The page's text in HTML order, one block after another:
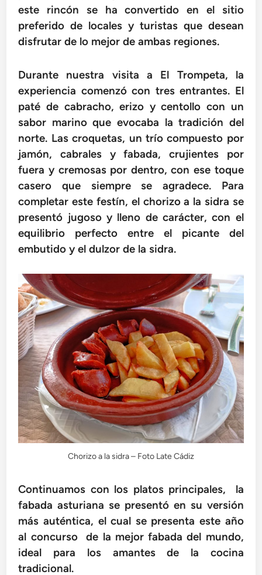
este rincón se ha convertido en el sitio
preferido de locales y turistas que desean
disfrutar de lo mejor de ambas regiones.
Durante nuestra visita a El Trompeta, la
experiencia comenzó con tres entrantes. El
paté de cabracho, erizo y centollo con un
sabor marino que evocaba la tradición del
norte. Las croquetas, un trío compuesto por
jamón, cabrales y fabada, crujientes por
fuera y cremosas por dentro, con ese toque
casero que siempre se agradece. Para
completar este festín, el chorizo a la sidra se
presentó jugoso y lleno de carácter, con el
equilibrio perfecto entre el picante del
embutido y el dulzor de la sidra.
Chorizo a la sidra – Foto Late Cádiz
Continuamos con los platos principales, la
fabada asturiana se presentó en su versión
más auténtica, el cual se presenta este año
al concurso de la mejor fabada del mundo,
ideal para los amantes de la cocina
tradicional.